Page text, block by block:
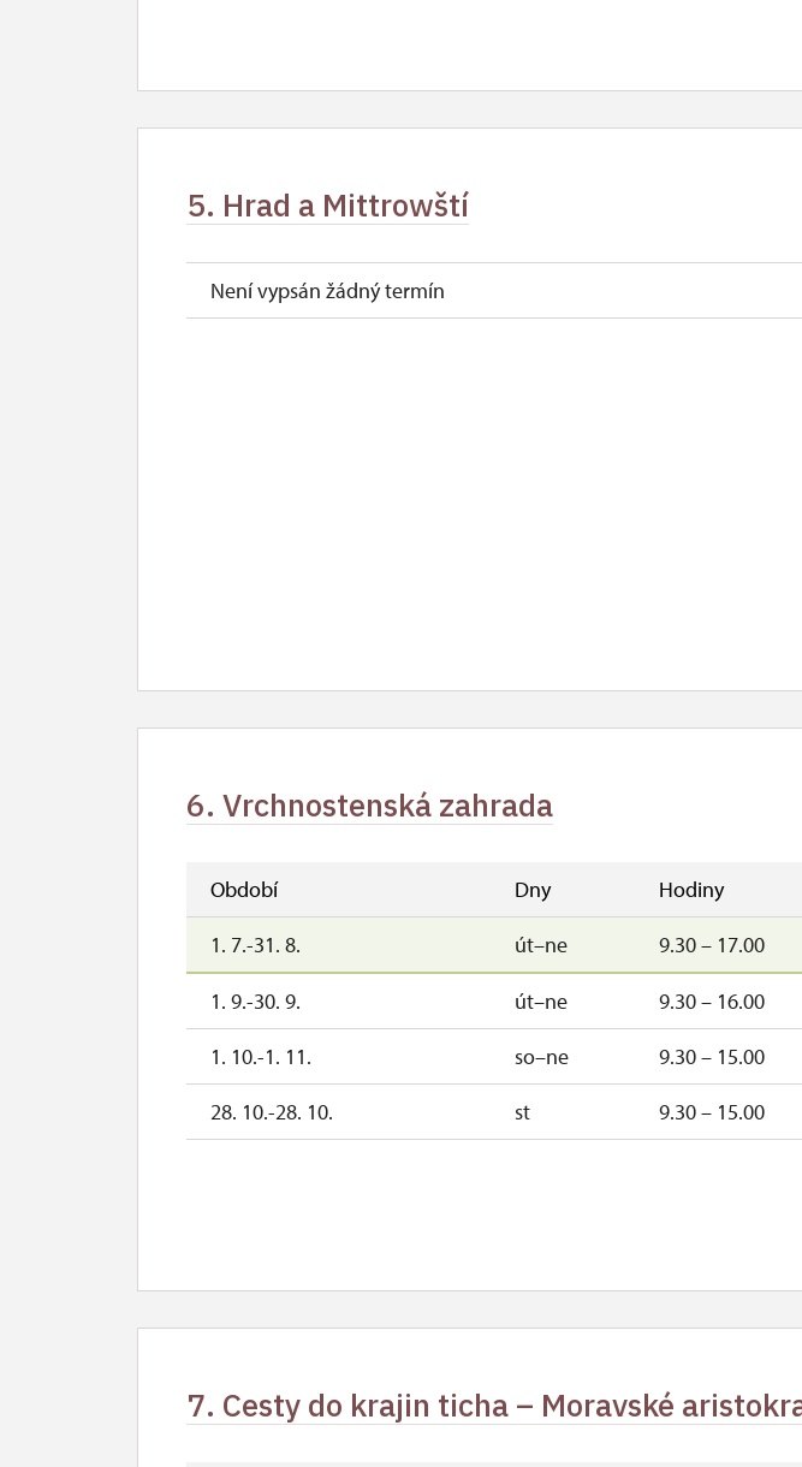
5. Hrad a Mittrowští
Není vypsán žádný termín
6. Vrchnostenská zahrada
Období Dny
Hodiny
1. 7.-31. 8.
út–ne 9.30 – 17.00
1. 9.-30. 9. út–ne
9.30 – 16.00
1. 10.-1. 11.
so–ne
9.30 – 15.00
28. 10.-28. 10.
st 9.30 – 15.00
7. Cesty do krajin ticha – Moravské